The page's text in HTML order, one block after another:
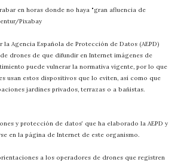
en horas donde no haya "gran afluencia de
Pixabay
Agencia Española de Protección de Datos (AEPD)
drones de que difundir en Internet imágenes de
puede vulnerar la normativa vigente, por lo que
usan estos dispositivos que lo eviten, así como que
jardines privados, terrazas o a bañistas.
y protección de datos’ que ha elaborado la AEPD y
en la página de Internet de este organismo.
a los operadores de drones que registren